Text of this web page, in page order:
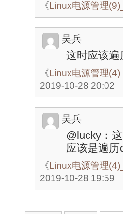
《Linux电源管理
吴兵
这时应该遍
《Linux电源管理
2019-10-28 20:02
吴兵
@lucky：
应该是遍历
《Linux电源管理
2019-10-28 19:59